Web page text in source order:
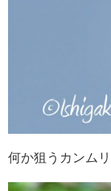
何か狙うカンムリ